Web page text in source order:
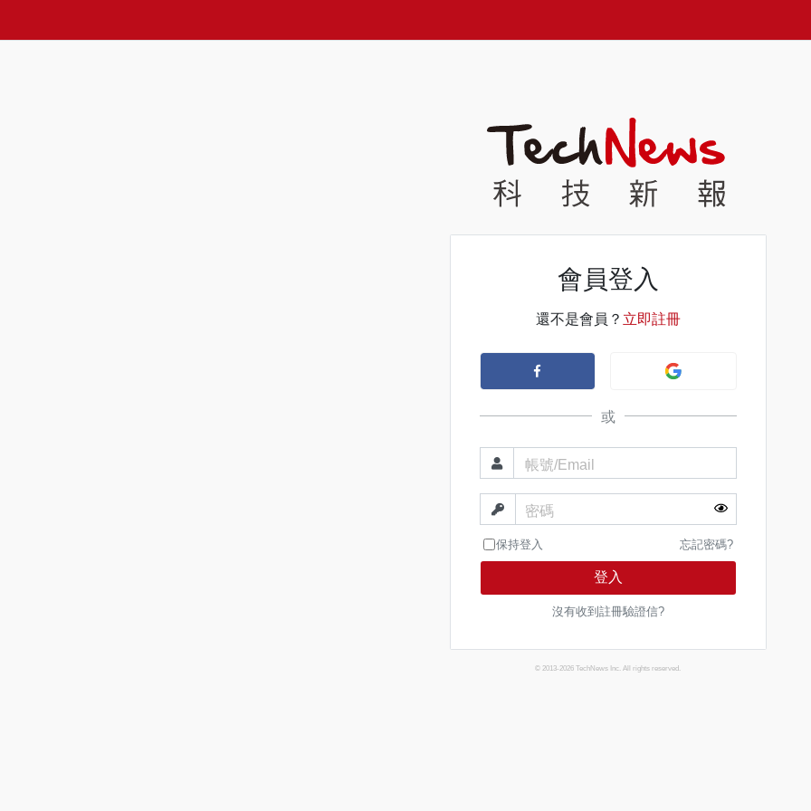
會員登入
還不是會員？ 立即註冊
或
帳號/Email
密碼
保持登入 忘記密碼?
登入
沒有收到註冊驗證信?
© 2013-2026 TechNews Inc. All rights reserved.